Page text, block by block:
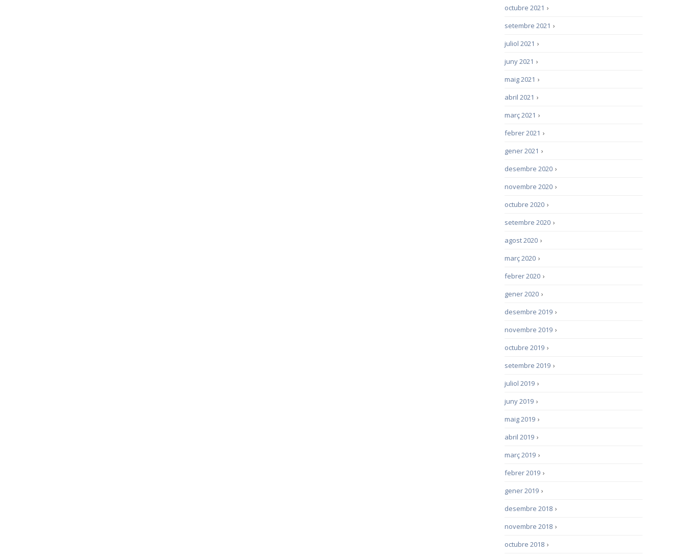
›
octubre 2021
›
setembre 2021
›
juliol 2021
›
juny 2021
›
maig 2021
›
abril 2021
›
març 2021
›
febrer 2021
›
gener 2021
›
desembre 2020
›
novembre 2020
›
octubre 2020
›
setembre 2020
›
agost 2020
›
març 2020
›
febrer 2020
›
gener 2020
›
desembre 2019
›
novembre 2019
›
octubre 2019
›
setembre 2019
›
juliol 2019
›
juny 2019
›
maig 2019
›
abril 2019
›
març 2019
›
febrer 2019
›
gener 2019
›
desembre 2018
›
novembre 2018
›
octubre 2018